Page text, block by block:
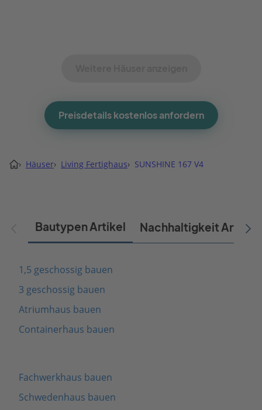
Preisdetails kostenlos anfordern
› Häuser› Living Fertighaus› SUNSHINE 167 V4
Bautypen Artikel Nachhaltigkeit Artikel
1,5 geschossig bauen
3 geschossig bauen
Atriumhaus bauen
Containerhaus bauen
Fachwerkhaus bauen
Schwedenhaus bauen